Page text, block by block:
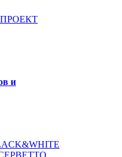
ПРОЕКТ
и
СЕРВЕТТО